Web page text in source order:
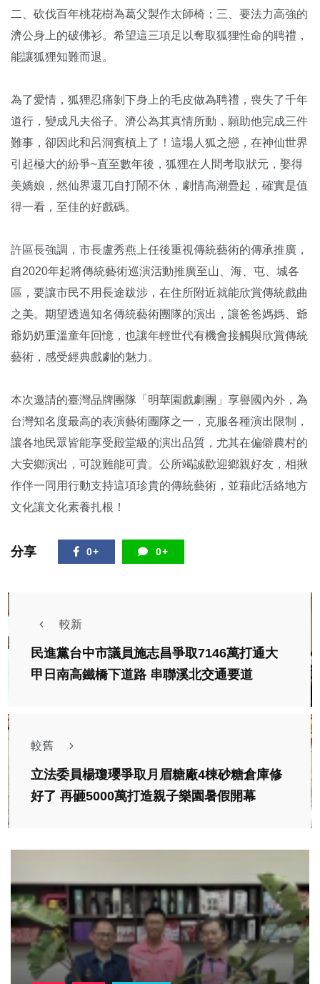
二、砍伐百年桃花樹為葛父製作太師椅；三、要法力高強的
濟公身上的破佛衫。希望這三項足以奪取狐狸性命的聘禮，
能讓狐狸知難而退。
為了愛情，狐狸忍痛剝下身上的毛皮做為聘禮，喪失了千年
道行，變成凡夫俗子。濟公為其真情所動，願助他完成三件
難事，卻因此和呂洞賓槓上了！這場人狐之戀，在神仙世界
引起極大的紛爭~直至數年後，狐狸在人間考取狀元，娶得
美嬌娘，然仙界還兀自打鬧不休，劇情高潮疊起，確實是值
得一看，至佳的好戲碼。
許區長強調，市長盧秀燕上任後重視傳統藝術的傳承推廣，
自2020年起將傳統藝術巡演活動推廣至山、海、屯、城各
區，要讓市民不用長途跋涉，在住所附近就能欣賞傳統戲曲
之美。期望透過知名傳統藝術團隊的演出，讓爸爸媽媽、爺
爺奶奶重溫童年回憶，也讓年輕世代有機會接觸與欣賞傳統
藝術，感受經典戲劇的魅力。
本次邀請的臺灣品牌團隊「明華園戲劇團」享譽國內外，為
台灣知名度最高的表演藝術團隊之一，克服各種演出限制，
讓各地民眾皆能享受殿堂級的演出品質，尤其在偏僻農村的
大安鄉演出，可說難能可貴。公所竭誠歡迎鄉親好友，相揪
作伴一同用行動支持這項珍貴的傳統藝術，並藉此活絡地方
文化讓文化素養扎根！
分享 0+ 0+
較新
民進黨台中市議員施志昌爭取7146萬打通大
甲日南高鐵橋下道路 串聯溪北交通要道
較舊
立法委員楊瓊瓔爭取月眉糖廠4棟砂糖倉庫修
好了 再砸5000萬打造親子樂園暑假開幕